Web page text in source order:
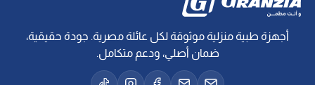
أجهزة طبية منزلية موثوقة لكل عائلة مصرية. جودة حقيقية،
ضمان أصلي، ودعم متكامل.